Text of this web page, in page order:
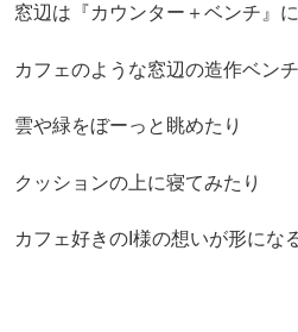
窓辺は『カウンター＋ベンチ』に
カフェのような窓辺の造作ベンチ
雲や緑をぼーっと眺めたり
クッションの上に寝てみたり
カフェ好きのI様の想いが形にな